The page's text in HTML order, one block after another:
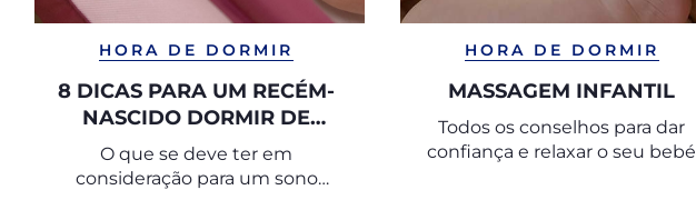
HORA DE DORMIR
8 DICAS PARA UM RECÉM-
NASCIDO DORMIR DE
FORMA SEGURA
O que se deve ter em
consideração para um sono
HORA DE DORMIR
MASSAGEM INFANTIL
Todos os conselhos para dar
confiança e relaxar o seu bebé